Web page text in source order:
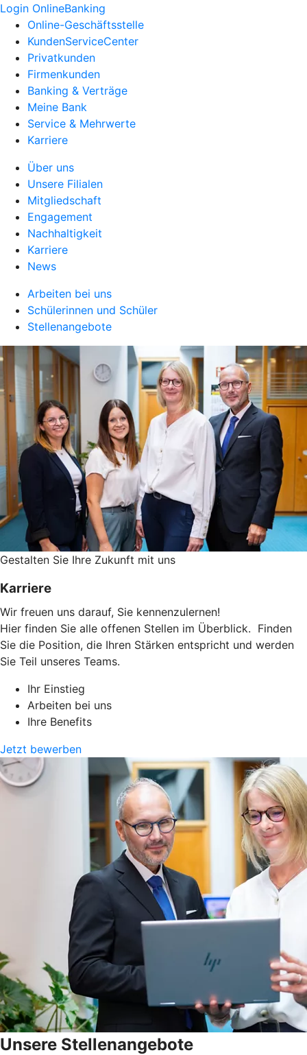
Login OnlineBanking
Online-Geschäftsstelle
KundenServiceCenter
Privatkunden
Firmenkunden
Banking & Verträge
Meine Bank
Service & Mehrwerte
Karriere
Über uns
Unsere Filialen
Mitgliedschaft
Engagement
Nachhaltigkeit
Karriere
News
Arbeiten bei uns
Schülerinnen und Schüler
Stellenangebote
Gestalten Sie ­Ihre Zukunft mit uns
Karriere
Wir freuen uns darauf, Sie kennenzulernen!
Hier finden Sie alle offenen Stellen im Überblick. Finden
Sie die Position, die Ihren Stärken entspricht und werden
Sie Teil unseres Teams.
Ihr Einstieg
Arbeiten bei uns
Ihre Benefits
Jetzt bewerben
Unsere Stellenangebote